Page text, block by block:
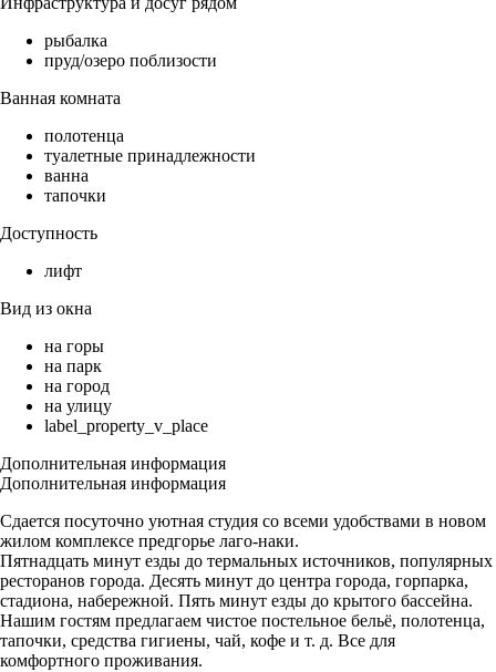
рыбалка
пруд/озеро поблизости
Ванная комната
полотенца
туалетные принадлежности
ванна
тапочки
Доступность
лифт
Вид из окна
на горы
на парк
на город
на улицу
label_property_v_place
Дополнительная информация
Дополнительная информация
Сдается посуточно уютная студия со всеми удобствами в новом
жилом комплексе предгорье лаго-наки.
Пятнадцать минут езды до термальных источников, популярных
ресторанов города. Десять минут до центра города, горпарка,
стадиона, набережной. Пять минут езды до крытого бассейна.
Нашим гостям предлагаем чистое постельное бельё, полотенца,
тапочки, средства гигиены, чай, кофе и т. д. Все для
комфортного проживания.